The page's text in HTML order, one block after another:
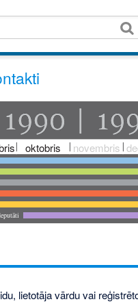
oktobris novembris
lietotāja vārdu vai